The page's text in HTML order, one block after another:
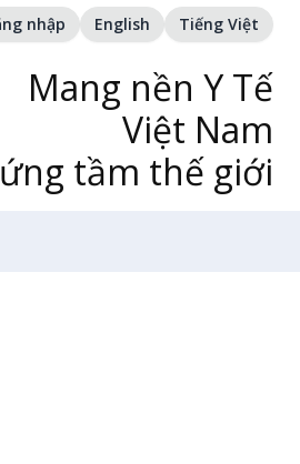
nhập English Tiếng Việt
Mang nền Y Tế
Việt Nam
tầm thế giới